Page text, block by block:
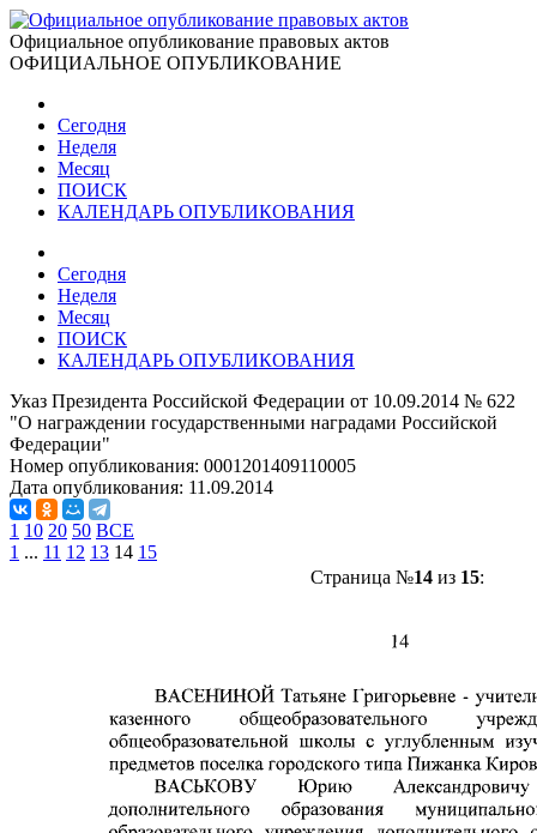
Официальное опубликование правовых актов
ОФИЦИАЛЬНОЕ ОПУБЛИКОВАНИЕ
Сегодня
Неделя
Месяц
ПОИСК
КАЛЕНДАРЬ ОПУБЛИКОВАНИЯ
Сегодня
Неделя
Месяц
ПОИСК
КАЛЕНДАРЬ ОПУБЛИКОВАНИЯ
Указ Президента Российской Федерации от 10.09.2014 № 622
"О награждении государственными наградами Российской
Федерации"
Номер опубликования: 0001201409110005
Дата опубликования: 11.09.2014
1 10 20 50 ВСЕ
1 ... 11 12 13 14 15
Страница №14из 15: